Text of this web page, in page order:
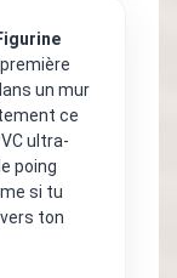
un mur
ce
ultra-
poing
si tu
ton